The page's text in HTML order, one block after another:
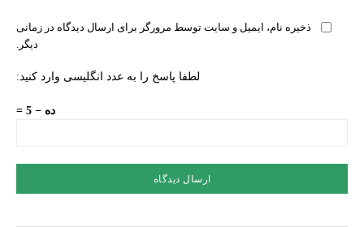
ذخیره نام، ایمیل و سایت توسط مرورگر برای ارسال دیدگاه در زمانی
دیگر.
لطفا پاسخ را به عدد انگلیسی وارد کنید:
ده − 5 =